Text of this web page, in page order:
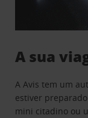
A sua
A Avis tem um
estiver
mini citadino ou